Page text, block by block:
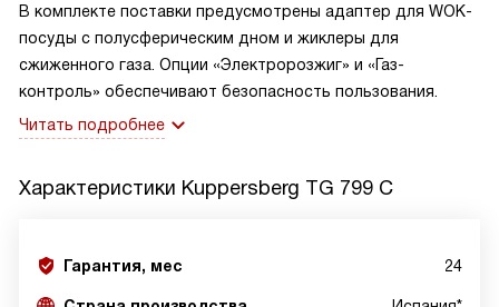
В комплекте поставки предусмотрены адаптер для WOK-
посуды с полусферическим дном и жиклеры для
сжиженного газа. Опции «Электророзжиг» и «Газ-
контроль» обеспечивают безопасность пользования.
Читать подробнее
Характеристики Kuppersberg TG 799 С
Гарантия, мес 24